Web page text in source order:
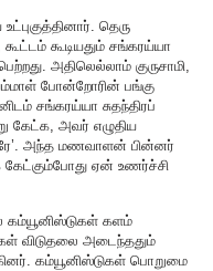
தெரு
கூடியதும் சங்கரய்யா
அதிலெல்லாம் குருசாமி,
போன்றோரின் பங்கு
சங்கரய்யா சுதந்திரப்
கேட்க, அவர் எழுதிய
அந்த மணவாளன் பின்னர்
ஏன் உணர்ச்சி
களம்
விடுதலை அடைந்ததும்
கம்யூனிஸ்டுகள் பொறுமை